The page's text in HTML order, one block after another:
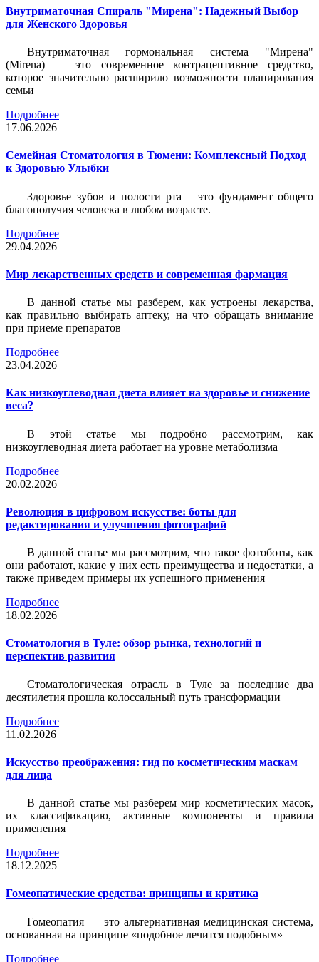
Внутриматочная Спираль "Мирена": Надежный Выбор
для Женского Здоровья
Внутриматочная гормональная система "Мирена"
(Mirena) — это современное контрацептивное средство,
которое значительно расширило возможности планирования
семьи
Подробнее
17.06.2026
Семейная Стоматология в Тюмени: Комплексный Подход
к Здоровью Улыбки
Здоровье зубов и полости рта – это фундамент общего
благополучия человека в любом возрасте.
Подробнее
29.04.2026
Мир лекарственных средств и современная фармация
В данной статье мы разберем, как устроены лекарства,
как правильно выбирать аптеку, на что обращать внимание
при приеме препаратов
Подробнее
23.04.2026
Как низкоуглеводная диета влияет на здоровье и снижение
веса?
В этой статье мы подробно рассмотрим, как
низкоуглеводная диета работает на уровне метаболизма
Подробнее
20.02.2026
Революция в цифровом искусстве: боты для
редактирования и улучшения фотографий
В данной статье мы рассмотрим, что такое фотоботы, как
они работают, какие у них есть преимущества и недостатки, а
также приведем примеры их успешного применения
Подробнее
18.02.2026
Стоматология в Туле: обзор рынка, технологий и
перспектив развития
Стоматологическая отрасль в Туле за последние два
десятилетия прошла колоссальный путь трансформации
Подробнее
11.02.2026
Искусство преображения: гид по косметическим маскам
для лица
В данной статье мы разберем мир косметических масок,
их классификацию, активные компоненты и правила
применения
Подробнее
18.12.2025
Гомеопатические средства: принципы и критика
Гомеопатия — это альтернативная медицинская система,
основанная на принципе «подобное лечится подобным»
Подробнее